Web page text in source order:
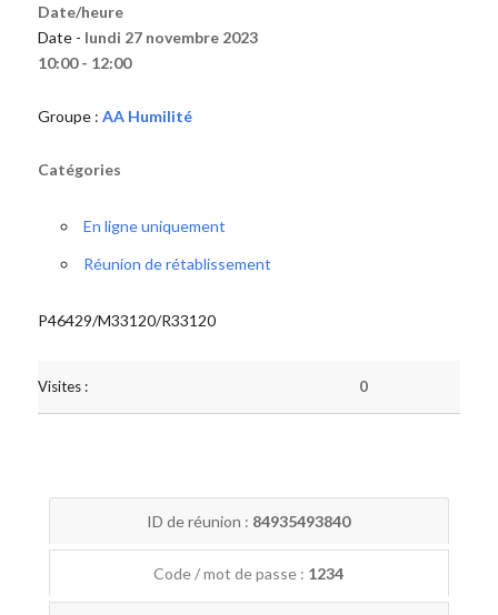
Date/heure
Date - lundi 27 novembre 2023
10:00 - 12:00
Groupe : AA Humilité
Catégories
En ligne uniquement
Réunion de rétablissement
P46429/M33120/R33120
Visites : 0
ID de réunion : 84935493840
Code / mot de passe : 1234